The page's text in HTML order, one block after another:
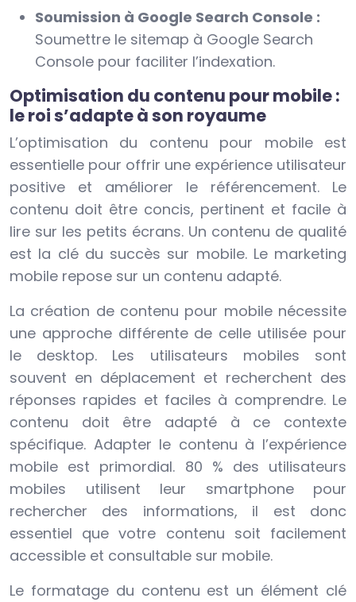
Soumission à Google Search Console :
Soumettre le sitemap à Google Search
Console pour faciliter l’indexation.
Optimisation du contenu pour mobile :
le roi s’adapte à son royaume
L’optimisation du contenu pour mobile est
essentielle pour offrir une expérience utilisateur
positive et améliorer le référencement. Le
contenu doit être concis, pertinent et facile à
lire sur les petits écrans. Un contenu de qualité
est la clé du succès sur mobile. Le marketing
mobile repose sur un contenu adapté.
La création de contenu pour mobile nécessite
une approche différente de celle utilisée pour
le desktop. Les utilisateurs mobiles sont
souvent en déplacement et recherchent des
réponses rapides et faciles à comprendre. Le
contenu doit être adapté à ce contexte
spécifique. Adapter le contenu à l’expérience
mobile est primordial. 80 % des utilisateurs
mobiles utilisent leur smartphone pour
rechercher des informations, il est donc
essentiel que votre contenu soit facilement
accessible et consultable sur mobile.
Le formatage du contenu est un élément clé